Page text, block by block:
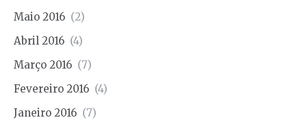
Maio 2016 (2)
Abril 2016 (4)
Março 2016 (7)
Fevereiro 2016 (4)
Janeiro 2016 (7)